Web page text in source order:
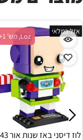
Loz, מש' 1+, גיל 6+
אזל במלאי
לוז דיסני באז שנות אור 1443 - Loz